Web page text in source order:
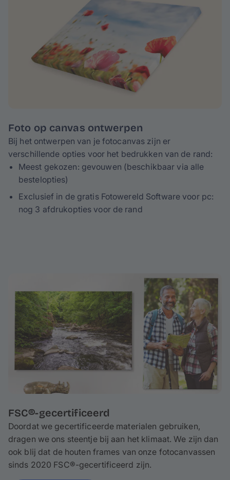
Foto op canvas ontwerpen
Bij het ontwerpen van je fotocanvas zijn er
verschillende opties voor het bedrukken van de rand:
Meest gekozen: gevouwen (beschikbaar via alle
bestelopties)
Exclusief in de gratis Fotowereld Software voor pc:
nog 3 afdrukopties voor de rand
FSC®-gecertificeerd
Doordat we gecertificeerde materialen gebruiken,
dragen we ons steentje bij aan het klimaat. We zijn dan
ook blij dat de houten frames van onze fotocanvassen
sinds 2020 FSC®-gecertificeerd zijn.